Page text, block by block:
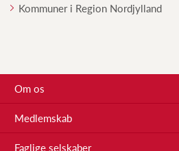
Kommuner i Region Nordjylland
Om os
Medlemskab
Faglige selskaber